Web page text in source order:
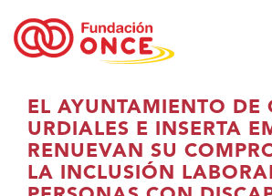
contingut
principal
EL AYUNTAMIENTO DE
URDIALES E INSERTA
RENUEVAN SU
LA INCLUSIÓN